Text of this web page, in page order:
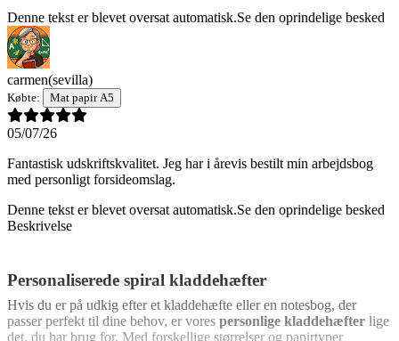
Denne tekst er blevet oversat automatisk.Se den oprindelige besked
carmen(sevilla)
Købte: Mat papir A5
05/07/26
Fantastisk udskriftskvalitet. Jeg har i årevis bestilt min arbejdsbog
med personligt forsideomslag.
Denne tekst er blevet oversat automatisk.Se den oprindelige besked
Beskrivelse
Personaliserede spiral kladdehæfter
Hvis du er på udkig efter et kladdehæfte eller en notesbog, der
passer perfekt til dine behov, er vores personlige kladdehæfter lige
det, du har brug for. Med forskellige størrelser og papirtyper